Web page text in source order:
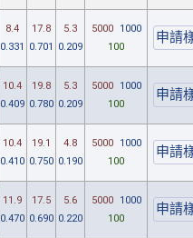
8.4
0.331
17.8
0.701
5.3
0.209
5000
1000
100
10.4
0.409
19.8
0.780
5.3
0.209
5000
1000
100
10.4
0.410
19.1
0.750
4.8
0.190
5000
1000
100
11.9
0.470
17.5
0.690
5.6
0.220
5000
1000
100